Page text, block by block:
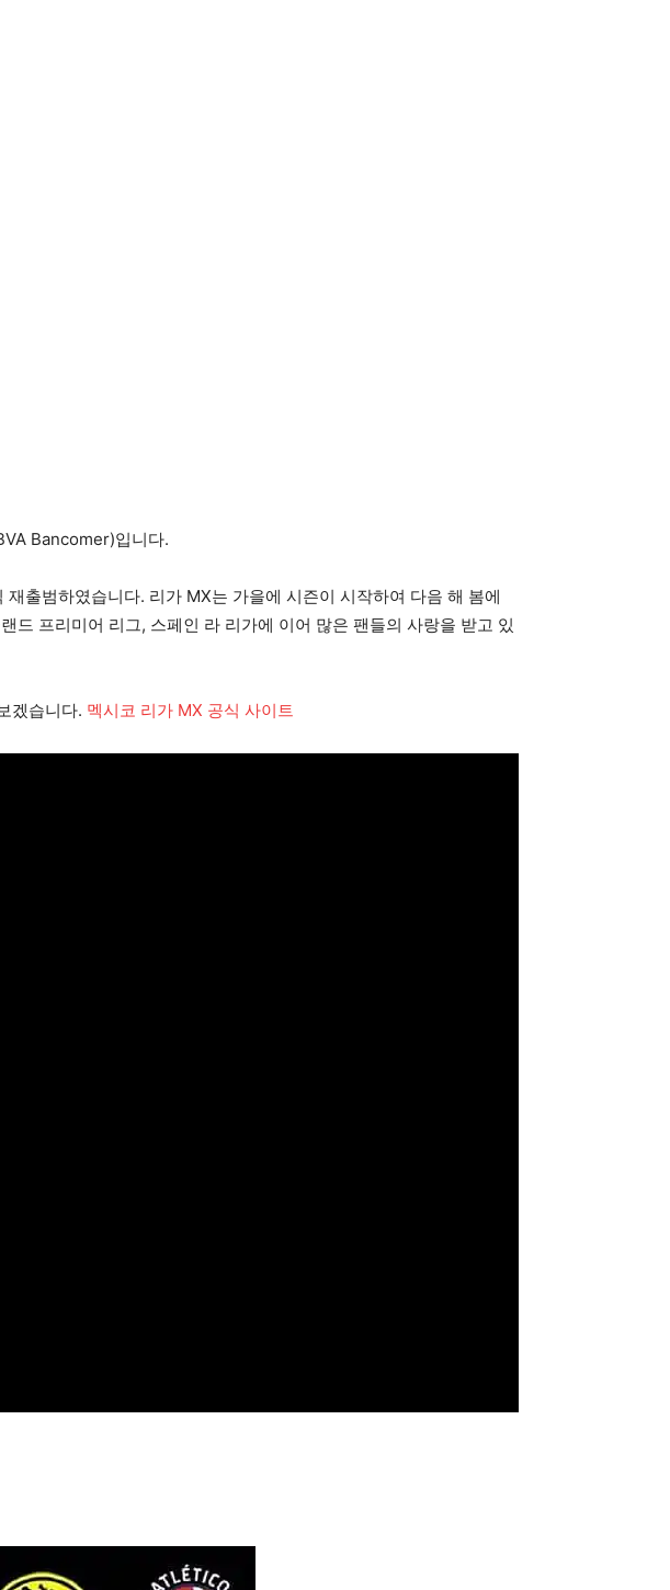
Bancomer)입니다.
출범하였습니다. 리가 MX는 가을에 시즌이 시작하여 다음 해 봄에
드 프리미어 리그, 스페인 라 리가에 이어 많은 팬들의 사랑을 받고 있
겠습니다. 멕시코 리가 MX 공식 사이트